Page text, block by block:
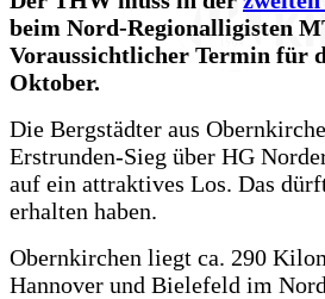
beim Nord-Regionalligisten
Voraussichtlicher Termin für
Oktober.
Die Bergstädter aus
Erstrunden-Sieg über HG
auf ein attraktives Los. Das
erhalten haben.
Obernkirchen liegt ca. 290
Hannover und Bielefeld im